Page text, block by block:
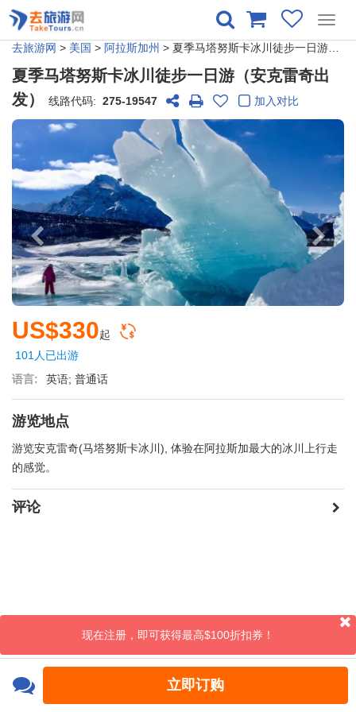
去旅游网 > 美国 > 阿拉斯加州 > 夏季马塔努斯卡冰川徒步一日游（安克雷奇出发）
夏季马塔努斯卡冰川徒步一日游（安克雷奇出
发）
线路代码: 275-19547 加入对比
US$330起
101人已出游
语言:
英语; 普通话
游览地点
游览安克雷奇(马塔努斯卡冰川), 体验在阿拉斯加最大的冰川上行走
的感觉。
评论
立即订购
现在注册，即可获得最高$100折扣券！